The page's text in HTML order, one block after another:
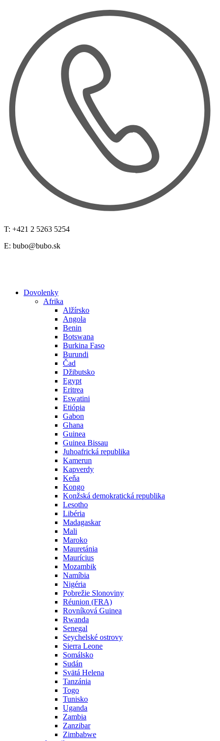
T: +421 2 5263 5254
E: bubo@bubo.sk
Dovolenky
Afrika
Alžírsko
Angola
Benin
Botswana
Burkina Faso
Burundi
Čad
Džibutsko
Egypt
Eritrea
Eswatini
Etiópia
Gabon
Ghana
Guinea
Guinea Bissau
Juhoafrická republika
Kamerun
Kapverdy
Keňa
Kongo
Konžská demokratická republika
Lesotho
Libéria
Madagaskar
Mali
Maroko
Mauretánia
Maurícius
Mozambik
Namíbia
Nigéria
Pobrežie Slonoviny
Réunion (FRA)
Rovníková Guinea
Rwanda
Senegal
Seychelské ostrovy
Sierra Leone
Somálsko
Sudán
Svätá Helena
Tanzánia
Togo
Tunisko
Uganda
Zambia
Zanzibar
Zimbabwe